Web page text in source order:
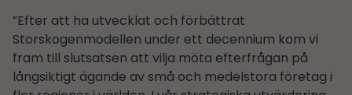
”Efter att ha utvecklat och förbättrat
Storskogenmodellen under ett decennium kom vi
fram till slutsatsen att vilja möta efterfrågan på
långsiktigt ägande av små och medelstora företag i